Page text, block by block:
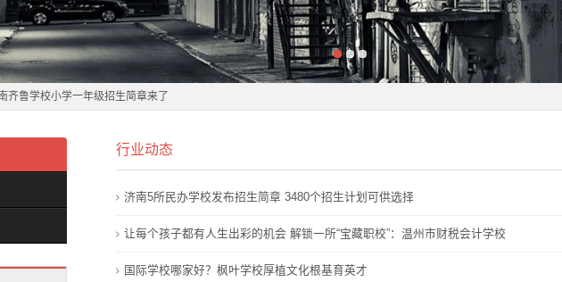
简章 3480个招生计划可供选择
齐鲁学校小学一年级招生简章来了
毕业，母校送上两份特殊礼物
不再保留特色招生 4所高中学校发布今年特色招生计划
齐鲁学校小学一年级招生简章来了
毕业，母校送上两份特殊礼物
行业动态
济南5所民办学校发布招生简章 3480个招生计划可供选择
让每个孩子都有人生出彩的机会 解锁一所“宝藏职校”：温州市财税会计学校
国际学校哪家好？枫叶学校厚植文化根基育英才